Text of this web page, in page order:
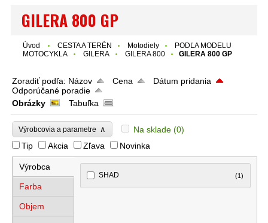
GILERA 800 GP
Úvod CESTA A TERÉN Motodiely
PODĽA MODELU
MOTOCYKLA
GILERA GILERA 800 GILERA 800 GP
Zoradiť podľa: Názov Cena
Dátum pridania
Odporúčané poradie
Obrázky
Tabuľka
Výrobcovia a parametre ∧ Na sklade (0)
Tip
Akcia Zľava Novinka
Výrobca
Farba
Objem
SHAD (1)